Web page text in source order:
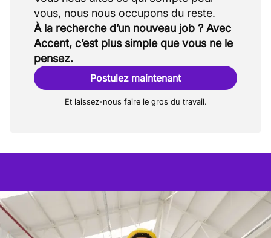
À la recherche d’un nouveau job ? Avec
Accent, c’est plus simple que vous ne le
pensez.
Postulez maintenant
Et laissez-nous faire le gros du travail.